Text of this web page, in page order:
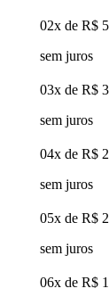
02x de R$
sem juros
03x de R$
sem juros
04x de R$
sem juros
05x de R$
sem juros
06x de R$